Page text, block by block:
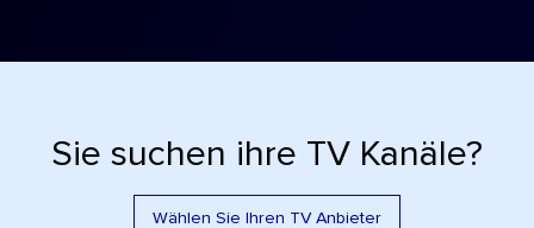
Sie suchen ihre TV Kanäle?
Wählen Sie Ihren TV Anbieter